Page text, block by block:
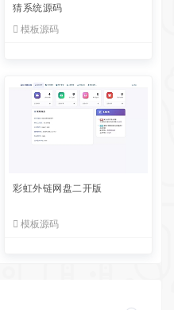
猜系统源码
模板源码
彩虹外链网盘二开版
模板源码